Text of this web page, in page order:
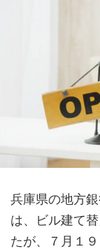
兵庫県の地方
は、ビル建て
たが、７月１